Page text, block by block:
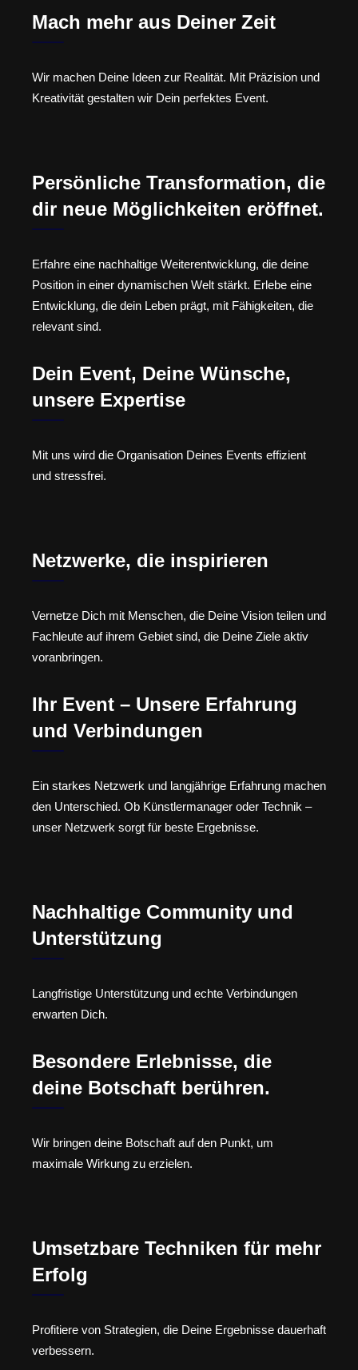
Mach mehr aus Deiner Zeit
Wir machen Deine Ideen zur Realität. Mit Präzision und
Kreativität gestalten wir Dein perfektes Event.
Persönliche Transformation, die
dir neue Möglichkeiten eröffnet.
Erfahre eine nachhaltige Weiterentwicklung, die deine
Position in einer dynamischen Welt stärkt. Erlebe eine
Entwicklung, die dein Leben prägt, mit Fähigkeiten, die
relevant sind.
Dein Event, Deine Wünsche,
unsere Expertise
Mit uns wird die Organisation Deines Events effizient
und stressfrei.
Netzwerke, die inspirieren
Vernetze Dich mit Menschen, die Deine Vision teilen und
Fachleute auf ihrem Gebiet sind, die Deine Ziele aktiv
voranbringen.
Ihr Event – Unsere Erfahrung
und Verbindungen
Ein starkes Netzwerk und langjährige Erfahrung machen
den Unterschied. Ob Künstlermanager oder Technik –
unser Netzwerk sorgt für beste Ergebnisse.
Nachhaltige Community und
Unterstützung
Langfristige Unterstützung und echte Verbindungen
erwarten Dich.
Besondere Erlebnisse, die
deine Botschaft berühren.
Wir bringen deine Botschaft auf den Punkt, um
maximale Wirkung zu erzielen.
Umsetzbare Techniken für mehr
Erfolg
Profitiere von Strategien, die Deine Ergebnisse dauerhaft
verbessern.